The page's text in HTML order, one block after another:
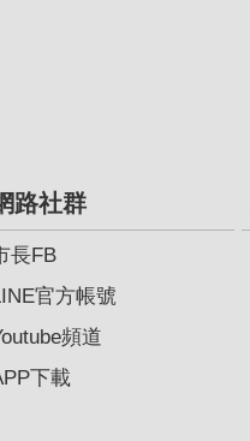
路社群
長FB
官方帳號
頻道
下載